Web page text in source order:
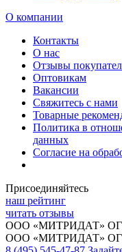
О компании
Контакты
О нас
Отзывы
Оптовикам
Вакансии
Свяжитесь с нами
Товарные
Политика в
данных
Согласие на
Присоединяйтесь
наш рейтинг
читать отзывы
ООО «МИТРИДАТ»
ООО «МИТРИДАТ»